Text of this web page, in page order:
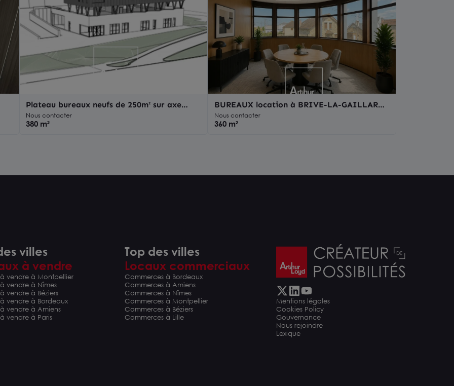
Plateau bureaux neufs de 250m² sur axe
principal
Nous contacter
380 m²
BUREAUX location à BRIVE-LA-GAILLARDE
19100
Nous contacter
360 m²
villes
à vendre
à vendre à Montpellier
vendre à Nîmes
vendre à Béziers
vendre à Bordeaux
vendre à Amiens
vendre à Paris
Top des villes
Locaux commerciaux
Commerces à Bordeaux
Commerces à Amiens
Commerces à Nîmes
Commerces à Montpellier
Commerces à Béziers
Commerces à Lille
Mentions légales
Cookies Policy
Gouvernance
Nous rejoindre
Lexique